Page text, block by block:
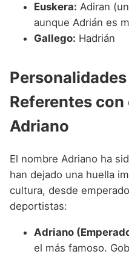
Euskera: Adiran
aunque Adrián es
Gallego: Hadrián
Referentes con
Adriano
El nombre Adriano ha
han dejado una huella
cultura, desde
deportistas:
Adriano
el más famoso.